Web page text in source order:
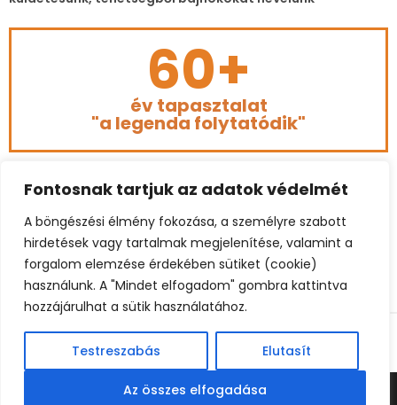
Fontosnak tartjuk az adatok védelmét
A böngészési élmény fokozása, a személyre szabott
hirdetések vagy tartalmak megjelenítése, valamint a
forgalom elemzése érdekében sütiket (cookie)
használunk. A "Mindet elfogadom" gombra kattintva
hozzájárulhat a sütik használatához.
Testreszabás Elutasít
Az összes elfogadása
60+
év tapasztalat
"a legenda folytatódik"
© 2023 BÉKEFFY FOOTBALL CONSULTING. ALL RIGHTS
© BEKEFFY FOOTBALL CONSULTING | BELGIUM: +32 485 862260
| HUNGARY: +3620 967 4795 (HU) | E-MAIL: